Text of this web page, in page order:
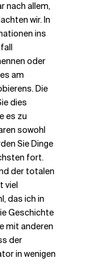
nach allem,
wir. In
ins
oder
am
Die
dies
es zu
sowohl
Sie Dinge
fort.
der totalen
viel
das ich in
Geschichte
mit anderen
der
in wenigen